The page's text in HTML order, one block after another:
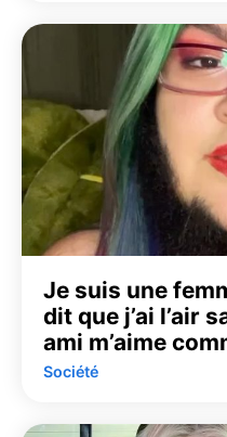
Je suis une
dit que j’ai l’air
ami m’aime
Société